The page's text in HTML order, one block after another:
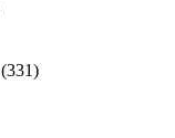
(331)